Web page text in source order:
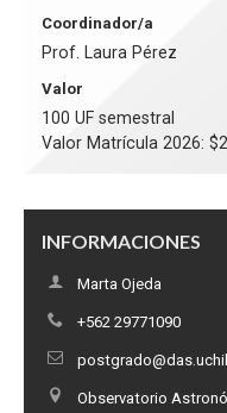
INFORMACIONES
Marta Ojeda
+562 29771090
Observatorio
Coordinador/a
Prof. Laura Pérez
Valor
100 UF semestral
Valor Matrícula 2026: